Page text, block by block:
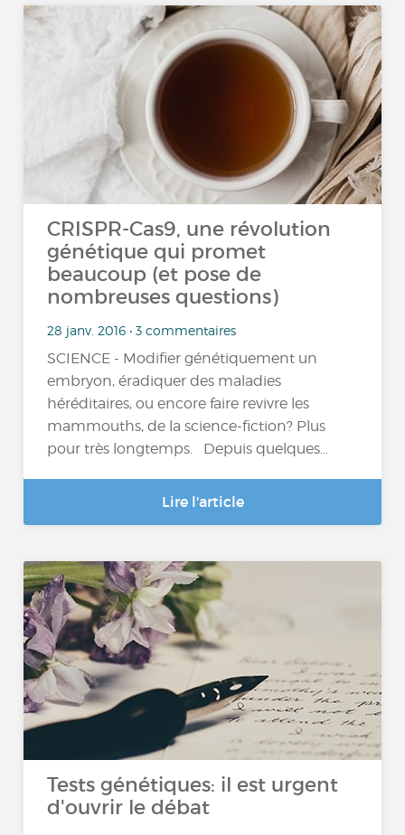
CRISPR-Cas9, une révolution
génétique qui promet
beaucoup (et pose de
nombreuses questions)
28 janv. 2016 • 3 commentaires
SCIENCE - Modifier génétiquement un
embryon, éradiquer des maladies
héréditaires, ou encore faire revivre les
mammouths, de la science-fiction? Plus
pour très longtemps. Depuis quelques…
Lire l'article
Tests génétiques: il est urgent
d'ouvrir le débat